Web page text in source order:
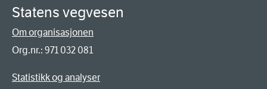
Statens vegvesen
Om organisasjonen
Org.nr.: 971 032 081
Statistikk og analyser